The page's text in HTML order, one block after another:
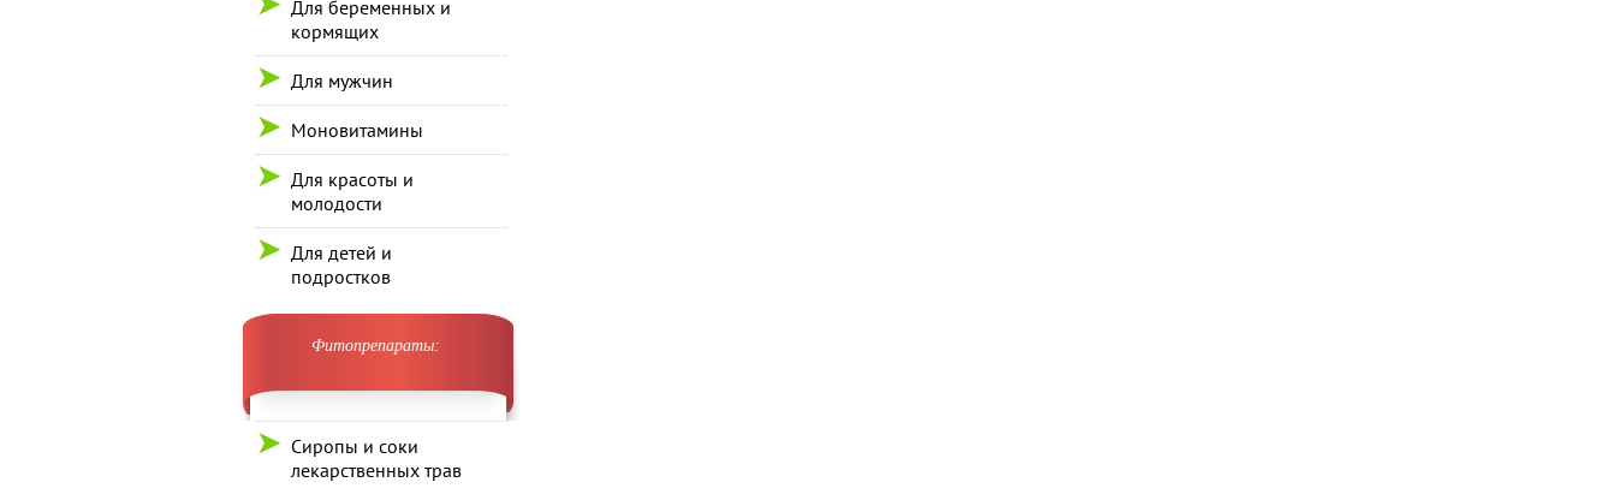
Для беременных и
кормящих
Для мужчин
Моновитамины
Для красоты и
молодости
Для детей и
подростков
Фитопрепараты:
Сиропы и соки
лекарственных трав